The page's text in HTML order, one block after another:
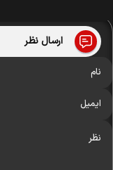
ارسال نظر